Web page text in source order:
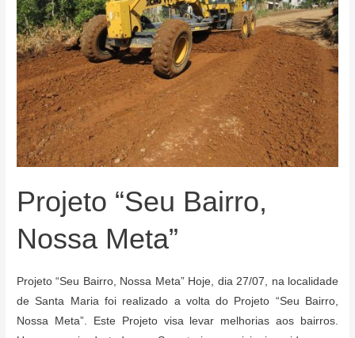
Projeto “Seu Bairro,
Nossa Meta”
Projeto “Seu Bairro, Nossa Meta” Hoje, dia 27/07, na localidade
de Santa Maria foi realizado a volta do Projeto “Seu Bairro,
Nossa Meta”. Este Projeto visa levar melhorias aos bairros.